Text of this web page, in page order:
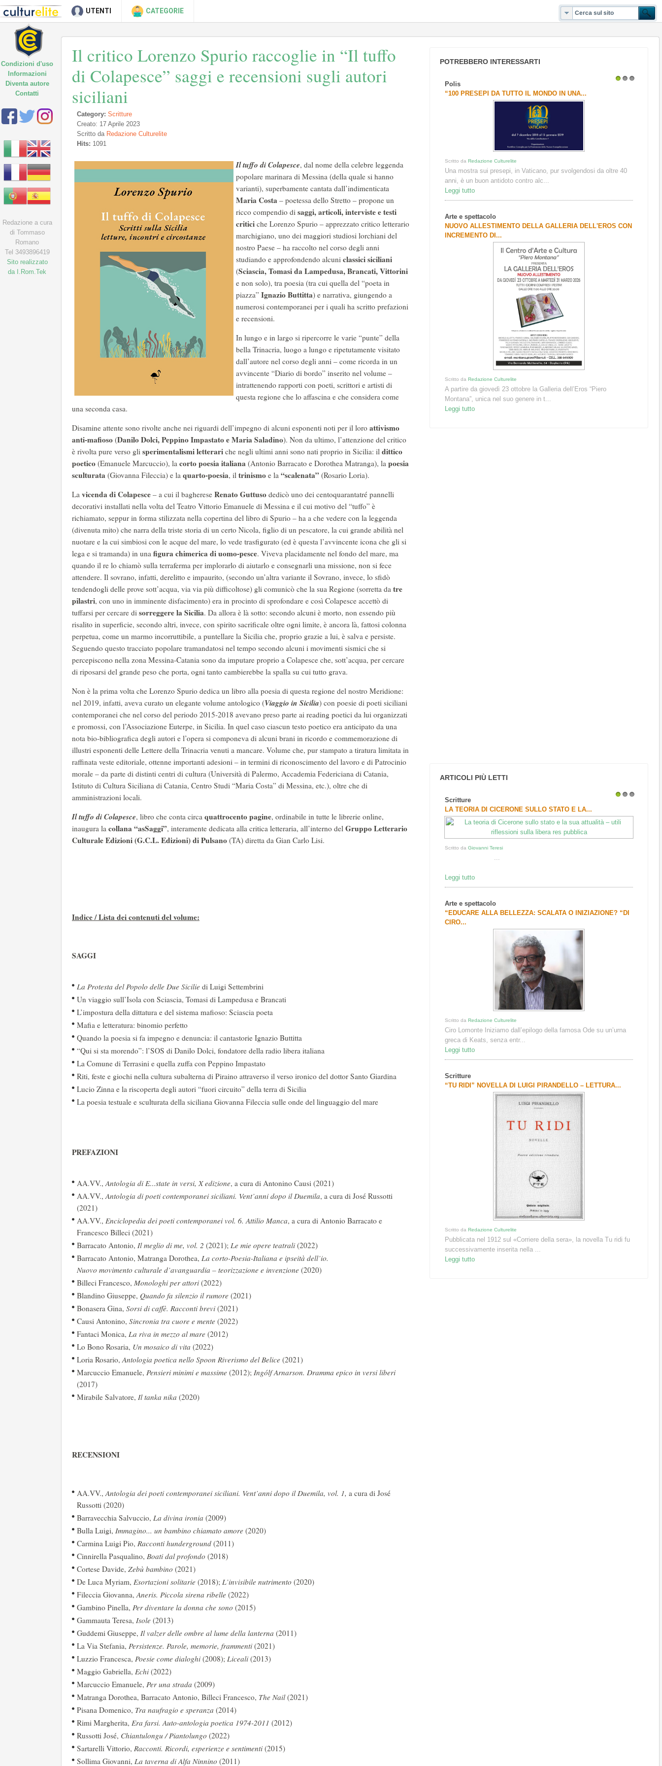
UTENTI CATEGORIE
Il critico Lorenzo Spurio raccoglie in “Il tuffo
di Colapesce” saggi e recensioni sugli autori
siciliani
Category: Scritture
Creato: 17 Aprile 2023
Scritto da Redazione Culturelite
Hits: 1091
Il tuffo di Colapesce, dal nome della celebre leggenda
popolare marinara di Messina (della quale si hanno
varianti), superbamente cantata dall’indimenticata
Maria Costa – poetessa dello Stretto – propone un
ricco compendio di saggi, articoli, interviste e testi
critici che Lorenzo Spurio – apprezzato critico letterario
marchigiano, uno dei maggiori studiosi lorchiani del
nostro Paese – ha raccolto nel corso degli anni
studiando e approfondendo alcuni classici siciliani
(Sciascia, Tomasi da Lampedusa, Brancati, Vittorini
e non solo), tra poesia (tra cui quella del “poeta in
piazza” Ignazio Buttitta) e narrativa, giungendo a
numerosi contemporanei per i quali ha scritto prefazioni
e recensioni.
In lungo e in largo si ripercorre le varie “punte” della
bella Trinacria, luogo a lungo e ripetutamente visitato
dall’autore nel corso degli anni – come ricorda in un
avvincente “Diario di bordo” inserito nel volume –
intrattenendo rapporti con poeti, scrittori e artisti di
questa regione che lo affascina e che considera come
una seconda casa.
Disamine attente sono rivolte anche nei riguardi dell’impegno di alcuni esponenti noti per il loro attivismo
anti-mafioso (Danilo Dolci, Peppino Impastato e Maria Saladino). Non da ultimo, l’attenzione del critico
è rivolta pure verso gli sperimentalismi letterari che negli ultimi anni sono nati proprio in Sicilia: il dittico
poetico (Emanuele Marcuccio), la corto poesia italiana (Antonio Barracato e Dorothea Matranga), la poesia
sculturata (Giovanna Fileccia) e la quarto-poesia, il trinismo e la “scalenata” (Rosario Loria).
La vicenda di Colapesce – a cui il bagherese Renato Guttuso dedicò uno dei centoquarantatré pannelli
decorativi installati nella volta del Teatro Vittorio Emanuele di Messina e il cui motivo del “tuffo” è
richiamato, seppur in forma stilizzata nella copertina del libro di Spurio – ha a che vedere con la leggenda
(divenuta mito) che narra della triste storia di un certo Nicola, figlio di un pescatore, la cui grande abilità nel
nuotare e la cui simbiosi con le acque del mare, lo vede trasfigurato (ed è questa l’avvincente icona che gli si
lega e si tramanda) in una figura chimerica di uomo-pesce. Viveva placidamente nel fondo del mare, ma
quando il re lo chiamò sulla terraferma per implorarlo di aiutarlo e consegnarli una missione, non si fece
attendere. Il sovrano, infatti, derelitto e impaurito, (secondo un’altra variante il Sovrano, invece, lo sfidò
tendendogli delle prove sott’acqua, via via più difficoltose) gli comunicò che la sua Regione (sorretta da tre
pilastri, con uno in imminente disfacimento) era in procinto di sprofondare e così Colapesce accettò di
tuffarsi per cercare di sorreggere la Sicilia. Da allora è là sotto: secondo alcuni è morto, non essendo più
risalito in superficie, secondo altri, invece, con spirito sacrificale oltre ogni limite, è ancora là, fattosi colonna
perpetua, come un marmo incorruttibile, a puntellare la Sicilia che, proprio grazie a lui, è salva e persiste.
Seguendo questo tracciato popolare tramandatosi nel tempo secondo alcuni i movimenti sismici che si
percepiscono nella zona Messina-Catania sono da imputare proprio a Colapesce che, sott’acqua, per cercare
di riposarsi del grande peso che porta, ogni tanto cambierebbe la spalla su cui tutto grava.
Non è la prima volta che Lorenzo Spurio dedica un libro alla poesia di questa regione del nostro Meridione:
nel 2019, infatti, aveva curato un elegante volume antologico (Viaggio in Sicilia) con poesie di poeti siciliani
contemporanei che nel corso del periodo 2015-2018 avevano preso parte ai reading poetici da lui organizzati
e promossi, con l’Associazione Euterpe, in Sicilia. In quel caso ciascun testo poetico era anticipato da una
nota bio-bibliografica degli autori e l’opera si componeva di alcuni brani in ricordo e commemorazione di
illustri esponenti delle Lettere della Trinacria venuti a mancare. Volume che, pur stampato a tiratura limitata in
raffinata veste editoriale, ottenne importanti adesioni – in termini di riconoscimento del lavoro e di Patrocinio
morale – da parte di distinti centri di cultura (Università di Palermo, Accademia Federiciana di Catania,
Istituto di Cultura Siciliana di Catania, Centro Studi “Maria Costa” di Messina, etc.), oltre che di
amministrazioni locali.
Il tuffo di Colapesce, libro che conta circa quattrocento pagine, ordinabile in tutte le librerie online,
inaugura la collana “asSaggi”, interamente dedicata alla critica letteraria, all’interno del Gruppo Letterario
Culturale Edizioni (G.C.L. Edizioni) di Pulsano (TA) diretta da Gian Carlo Lisi.
Indice / Lista dei contenuti del volume:
SAGGI
La Protesta del Popolo delle Due Sicilie di Luigi Settembrini
Un viaggio sull’Isola con Sciascia, Tomasi di Lampedusa e Brancati
L’impostura della dittatura e del sistema mafioso: Sciascia poeta
Mafia e letteratura: binomio perfetto
Quando la poesia si fa impegno e denuncia: il cantastorie Ignazio Buttitta
“Qui si sta morendo”: l’SOS di Danilo Dolci, fondatore della radio libera italiana
La Comune di Terrasini e quella zuffa con Peppino Impastato
Riti, feste e giochi nella cultura subalterna di Piraino attraverso il verso ironico del dottor Santo Giardina
Lucio Zinna e la riscoperta degli autori “fuori circuito” della terra di Sicilia
La poesia testuale e sculturata della siciliana Giovanna Fileccia sulle onde del linguaggio del mare
PREFAZIONI
AA.VV.,Antologia di E...state in versi, X edizione, a cura di Antonino Causi (2021)
AA.VV.,Antologia di poeti contemporanei siciliani. Vent’anni dopo il Duemila, a cura di José Russotti
(2021)
AA.VV., Enciclopedia dei poeti contemporanei vol. 6. Attilio Manca, a cura di Antonio Barracato e
Francesco Billeci (2021)
Barracato Antonio, Il meglio di me, vol. 2 (2021); Le mie opere teatrali (2022)
Barracato Antonio, Matranga Dorothea, La corto-Poesia-Italiana e ipseità dell’io.
Nuovo movimento culturale d’avanguardia – teorizzazione e invenzione (2020)
Billeci Francesco, Monologhi per attori (2022)
Blandino Giuseppe, Quando fa silenzio il rumore (2021)
Bonasera Gina, Sorsi di caffè. Racconti brevi (2021)
Causi Antonino, Sincronia tra cuore e mente (2022)
Fantaci Monica, La riva in mezzo al mare (2012)
Lo Bono Rosaria, Un mosaico di vita (2022)
Loria Rosario,Antologia poetica nello Spoon Riverismo del Belice (2021)
Marcuccio Emanuele, Pensieri minimi e massime (2012); Ingólf Arnarson. Dramma epico in versi liberi
(2017)
Mirabile Salvatore, Il tanka nika (2020)
RECENSIONI
AA.VV.,Antologia dei poeti contemporanei siciliani. Vent’anni dopo il Duemila, vol. 1, a cura di José
Russotti (2020)
Barravecchia Salvuccio, La divina ironia (2009)
Bulla Luigi, Immagino... un bambino chiamato amore (2020)
Carmina Luigi Pio, Racconti hunderground (2011)
Cinnirella Pasqualino, Boati dal profondo (2018)
Cortese Davide, Zebù bambino (2021)
De Luca Myriam, Esortazioni solitarie (2018); L’invisibile nutrimento (2020)
Fileccia Giovanna,Aneris. Piccola sirena ribelle (2022)
Gambino Pinella, Per diventare la donna che sono (2015)
Gammauta Teresa, Isole (2013)
Guddemi Giuseppe, Il valzer delle ombre al lume della lanterna (2011)
La Via Stefania, Persistenze. Parole, memorie, frammenti (2021)
Luzzio Francesca, Poesie come dialoghi (2008); Liceali (2013)
Maggio Gabriella, Echi (2022)
Marcuccio Emanuele, Per una strada (2009)
Matranga Dorothea, Barracato Antonio, Billeci Francesco, The Nail(2021)
Pisana Domenico, Tra naufragio e speranza (2014)
Rimi Margherita, Era farsi. Auto-antologia poetica 1974-2011 (2012)
Russotti José, Chiantulongu / Piantolungo (2022)
Sartarelli Vittorio, Racconti. Ricordi, esperienze e sentimenti (2015)
Sollima Giovanni, La taverna di Alfa Ninnino (2011)
POTREBBERO INTERESSARTI
Polis
“100 PRESEPI DA TUTTO IL MONDO IN UNA...
Scritto da Redazione Culturelite
Una mostra sui presepi, in Vaticano, pur svolgendosi da oltre 40
anni, è un buon antidoto contro alc...
Leggi tutto
Arte e spettacolo
NUOVO ALLESTIMENTO DELLA GALLERIA DELL'EROS CON
INCREMENTO DI...
Scritto daRedazione Culturelite
A partire da giovedì 23 ottobre la Galleria dell’Eros “Piero
Montana”, unica nel suo genere in t...
Leggi tutto
ARTICOLI PIÙ LETTI
Scritture
LA TEORIA DI CICERONE SULLO STATO E LA...
Scritto daGiovanni Teresi
...
Leggi tutto
Arte e spettacolo
“EDUCARE ALLA BELLEZZA: SCALATA O INIZIAZIONE? “DI
CIRO...
Scritto daRedazione Culturelite
Ciro Lomonte Iniziamo dall’epilogo della famosa Ode su un’urna
greca di Keats, senza entr...
Leggi tutto
Scritture
“TU RIDI” NOVELLA DI LUIGI PIRANDELLO – LETTURA...
Scritto daRedazione Culturelite
Pubblicata nel 1912 sul «Corriere della sera», la novella Tu ridi fu
successivamente inserita nella ...
Leggi tutto
Condizioni d'uso
Informazioni
Diventa autore
Contatti
Redazione a cura
di Tommaso
Romano
Tel 3493896419
Sito realizzato
da I.Rom.Tek